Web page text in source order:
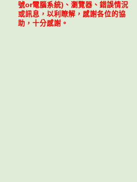
號or電腦系統)、瀏覽器、錯誤情況
或訊息，以利瞭解，感謝各位的協
助，十分感謝。